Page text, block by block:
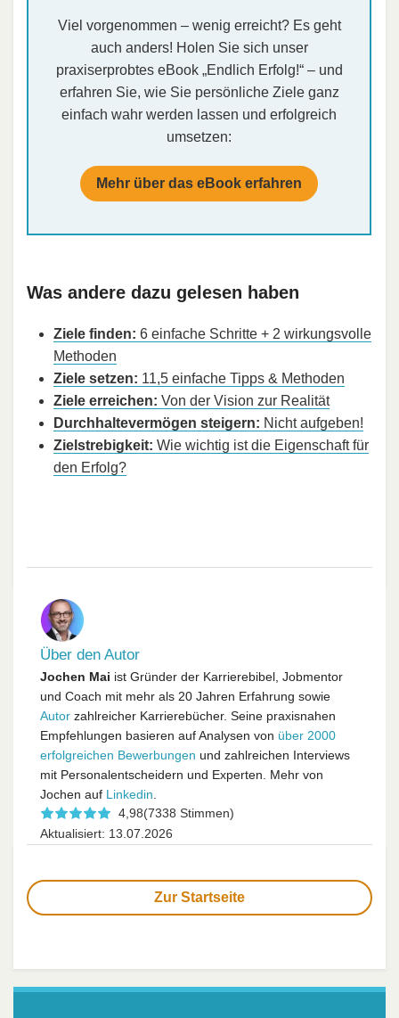
Viel vorgenommen – wenig erreicht? Es geht
auch anders! Holen Sie sich unser
praxiserprobtes eBook „Endlich Erfolg!“ – und
erfahren Sie, wie Sie persönliche Ziele ganz
einfach wahr werden lassen und erfolgreich
umsetzen:
Mehr über das eBook erfahren
Was andere dazu gelesen haben
Ziele finden: 6 einfache Schritte + 2 wirkungsvolle
Methoden
Ziele setzen: 11,5 einfache Tipps & Methoden
Ziele erreichen: Von der Vision zur Realität
Durchhaltevermögen steigern: Nicht aufgeben!
Zielstrebigkeit: Wie wichtig ist die Eigenschaft für
den Erfolg?
Über den Autor
Jochen Mai ist Gründer der Karrierebibel, Jobmentor
und Coach mit mehr als 20 Jahren Erfahrung sowie
Autor zahlreicher Karrierebücher. Seine praxisnahen
Empfehlungen basieren auf Analysen von über 2000
erfolgreichen Bewerbungen und zahlreichen Interviews
mit Personalentscheidern und Experten. Mehr von
Jochen auf Linkedin.
4,98(7338 Stimmen)
Aktualisiert: 13.07.2026
Zur Startseite